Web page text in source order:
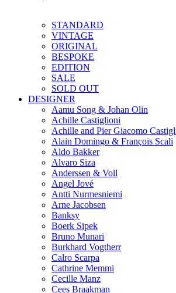
STANDARD
VINTAGE
ORIGINAL
BESPOKE
EDITION
SALE
SOLD OUT
DESIGNER
Aamu Song & Johan Olin
Achille Castiglioni
Achille and Pier Giacomo
Alain Domingo & François Scali
Aldo Bakker
Alvaro Siza
Anderssen & Voll
Angel Jové
Antti Nurmesniemi
Arne Jacobsen
Banksy
Boerk Sipek
Bruno Munari
Burkhard Vogtherr
Calro Scarpa
Cathrine Memmi
Cecille Manz
Cees Braakman